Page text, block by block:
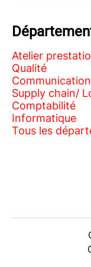
Atelier
Qualité
Supply chain/
Comptabilité
Informatique
Tous les